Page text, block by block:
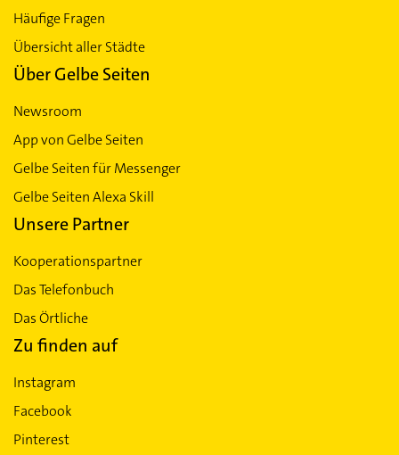
Häufige Fragen
Übersicht aller Städte
Über Gelbe Seiten
Newsroom
App von Gelbe Seiten
Gelbe Seiten für Messenger
Gelbe Seiten Alexa Skill
Unsere Partner
Kooperationspartner
Das Telefonbuch
Das Örtliche
Zu finden auf
Instagram
Facebook
Pinterest